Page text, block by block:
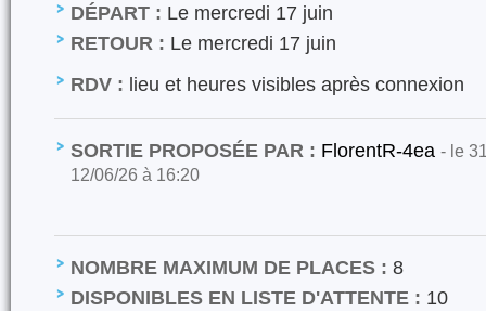
DÉPART : Le mercredi 17 juin
RETOUR : Le mercredi 17 juin
RDV : lieu et heures visibles après connexion
SORTIE PROPOSÉE PAR : FlorentR-4ea - le
12/06/26 à 16:20
NOMBRE MAXIMUM DE PLACES : 8
DISPONIBLES EN LISTE D'ATTENTE : 10